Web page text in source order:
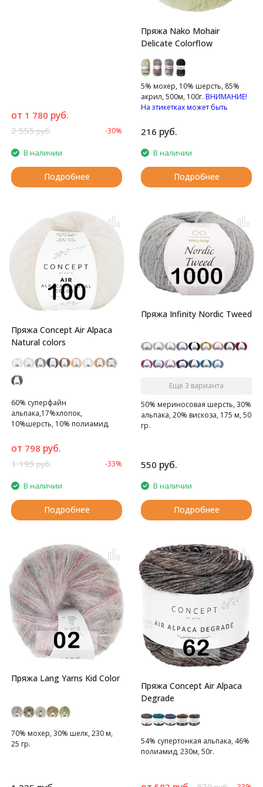
от 1 780 руб.
2 555руб. -30%
В наличии
Подробнее
Пряжа Nako Mohair
Delicate Colorflow
5% мохер, 10% шерсть, 85%
акрил, 500м, 100г. ВНИМАНИЕ!
На этикетках может быть
Мягкая, пушистая пряжа с
мохером.
216 руб.
В наличии
Подробнее
Пряжа Concept Air Alpaca
Natural colors
60% cуперфайн
альпака,17%хлопок,
10%шерсть, 10% полиамид,
Супертонкая альпака
натуральных природных
цветов.
от 798 руб.
1 195руб. -33%
В наличии
Подробнее
Пряжа Infinity Nordic Tweed
Ещё 3 варианта
50% мериносовая шерсть, 30%
альпака, 20% вискоза, 175 м, 50
гр.
550 руб.
В наличии
Подробнее
Пряжа Lang Yarns Kid Color
70% мохер, 30% шелк, 230 м,
25 гр.
Пряжа Concept Air Alpaca
Degrade
54% супертонкая альпака, 46%
полиамид, 230м, 50г.